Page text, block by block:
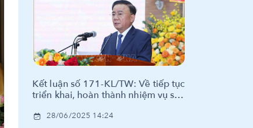
Kết luận số 171-KL/TW: Về tiếp tục
triển khai, hoàn thành nhiệm vụ sắp
chính28/06/2025 14:24